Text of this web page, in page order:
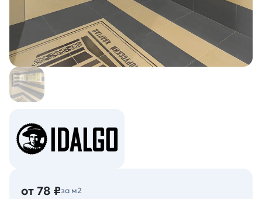
от 78 ₽за м2